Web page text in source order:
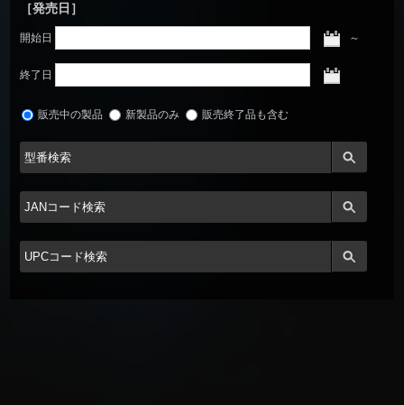
［発売日］
開始日 ～
終了日
販売中の製品 新製品のみ 販売終了品も含む